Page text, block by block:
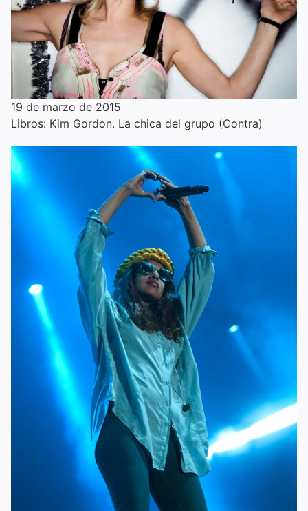
19 de marzo de 2015
Libros: Kim Gordon. La chica del grupo (Contra)